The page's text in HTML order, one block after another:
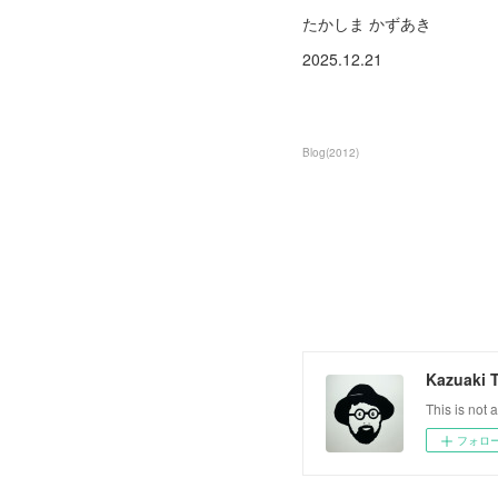
たかしま かずあき
2025.12.21
Blog(2012)
Kazuaki
This is not
フォロ